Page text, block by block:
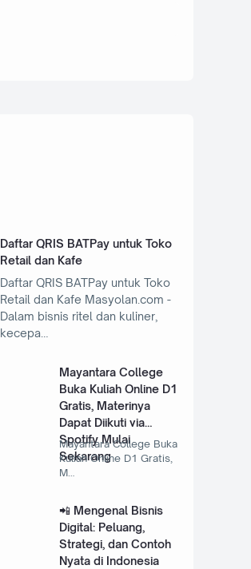
Daftar QRIS BATPay untuk Toko
Retail dan Kafe
Daftar QRIS BATPay untuk Toko
Retail dan Kafe Masyolan.com -
Dalam bisnis ritel dan kuliner,
kecepa…
Mayantara College
Buka Kuliah Online D1
Gratis, Materinya
Dapat Diikuti via
Spotify Mulai
Sekarang
Mayantara College Buka
Kuliah Online D1 Gratis,
M…
📲 Mengenal Bisnis
Digital: Peluang,
Strategi, dan Contoh
Nyata di Indonesia